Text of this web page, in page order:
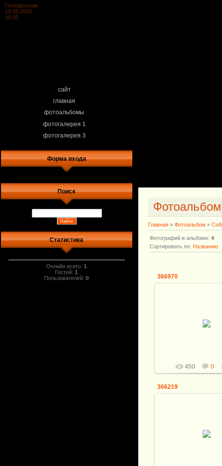
Понедельник
10.08.2026
09:05
сайт
главная
фотоальбомы
фотогалерея 1
фотогалерея 3
Форма входа
Поиск
Статистика
Онлайн всего:1
Гостей:1
Пользователей:0
Главная » Фотоальбом »
Фотографий в альбоме: 4
Сортировать по: Названию
366970
450 0
366219